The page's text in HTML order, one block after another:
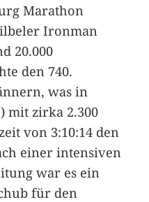
Marathon
Ironman
20.000
den 740.
was in
mit zirka 2.300
von 3:10:14 den
einer intensiven
war es ein
für den